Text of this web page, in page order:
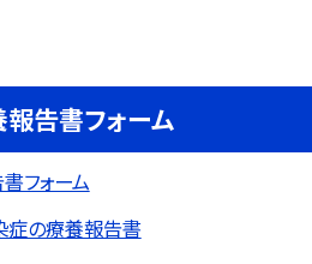
告書フォーム
フォーム
症の療養報告書